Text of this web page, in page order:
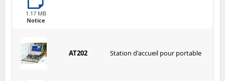
1.17 MB
Notice
AT202 Station d'accueil pour portable